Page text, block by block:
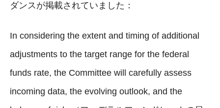
ダンスが掲載されていました：
In considering the extent and timing of additional
adjustments to the target range for the federal
funds rate, the Committee will carefully assess
incoming data, the evolving outlook, and the